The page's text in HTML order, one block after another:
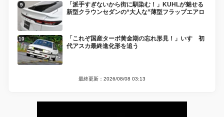
「派手すぎないから街に馴染む！」KUHLが魅せる
新型クラウンセダンの“大人な”薄型フラップエアロ
「これぞ国産ターボ黄金期の忘れ形見！」いすゞ初
代アスカ最終進化形を追う
最終更新：2026/08/08 03:13